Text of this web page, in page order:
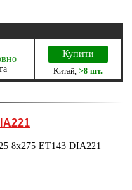
Купити
Китай >8 шт.
8х275 ET143 DIA221